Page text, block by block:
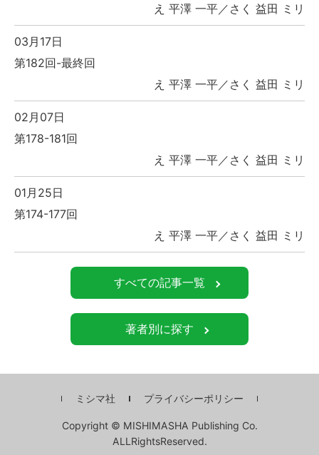
え 平澤 一平／さく 益田 ミリ
03月17日
第182回-最終回
え 平澤 一平／さく 益田 ミリ
02月07日
第178-181回
え 平澤 一平／さく 益田 ミリ
01月25日
第174-177回
え 平澤 一平／さく 益田 ミリ
すべての記事一覧
著者別に探す
ミシマ社 プライバシーポリシー
Copyright © MISHIMASHA Publishing Co.
ALLRightsReserved.